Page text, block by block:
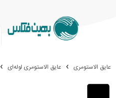
عایق الاستومری عایق الاستومری لوله‌ای